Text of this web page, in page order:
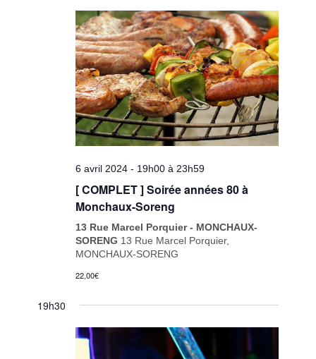
6 avril 2024 - 19h00 à 23h59
[ COMPLET ] Soirée années 80 à
Monchaux-Soreng
13 Rue Marcel Porquier - MONCHAUX-
SORENG 13 Rue Marcel Porquier,
MONCHAUX-SORENG
22,00€
19h30